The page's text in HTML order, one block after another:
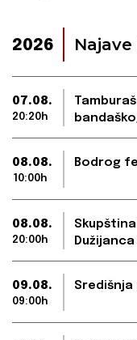
2026
07.08.
20:20h
08.08.
10:00h
Bodrog
08.08.
20:00h
Dužijanca
09.08.
09:00h
Središnja